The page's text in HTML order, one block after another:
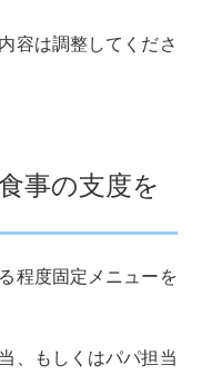
容は調整してくださ
事の支度を
程度固定メニューを
、もしくはパパ担当